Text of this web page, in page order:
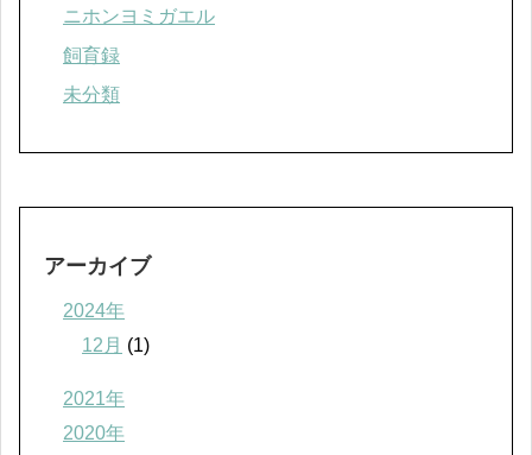
ニホンヨミガエル
飼育録
未分類
アーカイブ
2024年
12月 (1)
2021年
2020年